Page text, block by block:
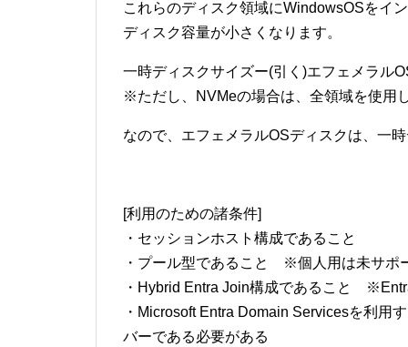
これらのディスク領域にWindowsOSをイ
ディスク容量が小さくなります。
一時ディスクサイズー(引く)エフェメラル
※ただし、NVMeの場合は、全領域を使用
なので、エフェメラルOSディスクは、一
[利用のための諸条件]
・セッションホスト構成であること
・プール型であること ※個人用は未サポ
・Hybrid Entra Join構成であること
・Microsoft Entra Domain Servicesを利用
バーである必要がある